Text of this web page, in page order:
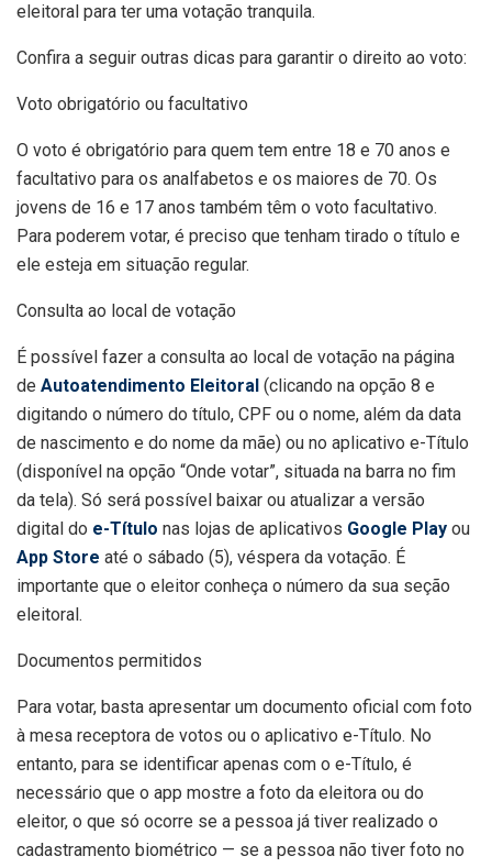
eleitoral para ter uma votação tranquila.
Confira a seguir outras dicas para garantir o direito ao voto:
Voto obrigatório ou facultativo
O voto é obrigatório para quem tem entre 18 e 70 anos e
facultativo para os analfabetos e os maiores de 70. Os
jovens de 16 e 17 anos também têm o voto facultativo.
Para poderem votar, é preciso que tenham tirado o título e
ele esteja em situação regular.
Consulta ao local de votação
É possível fazer a consulta ao local de votação na página
de Autoatendimento Eleitoral (clicando na opção 8 e
digitando o número do título, CPF ou o nome, além da data
de nascimento e do nome da mãe) ou no aplicativo e-Título
(disponível na opção “Onde votar”, situada na barra no fim
da tela). Só será possível baixar ou atualizar a versão
digital do e-Título nas lojas de aplicativos Google Play ou
App Store até o sábado (5), véspera da votação. É
importante que o eleitor conheça o número da sua seção
eleitoral.
Documentos permitidos
Para votar, basta apresentar um documento oficial com foto
à mesa receptora de votos ou o aplicativo e-Título. No
entanto, para se identificar apenas com o e-Título, é
necessário que o app mostre a foto da eleitora ou do
eleitor, o que só ocorre se a pessoa já tiver realizado o
cadastramento biométrico — se a pessoa não tiver foto no